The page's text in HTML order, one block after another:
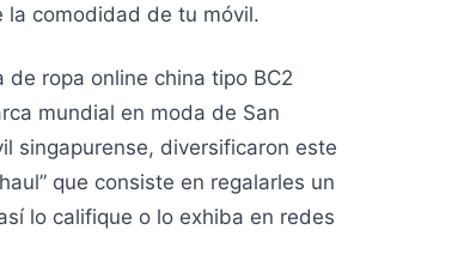
la comodidad de tu móvil.
ropa online china tipo BC2
mundial en moda de San
singapurense, diversificaron este
que consiste en regalarles un
lo califique o lo exhiba en redes